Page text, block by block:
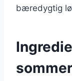
bæredygtig